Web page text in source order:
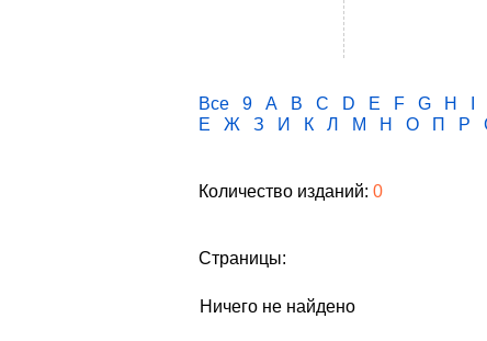
Все 9 A B C D E F G H
Е
Ж З И К Л М Н О П Р
Количество изданий: 0
Страницы:
Ничего не найдено